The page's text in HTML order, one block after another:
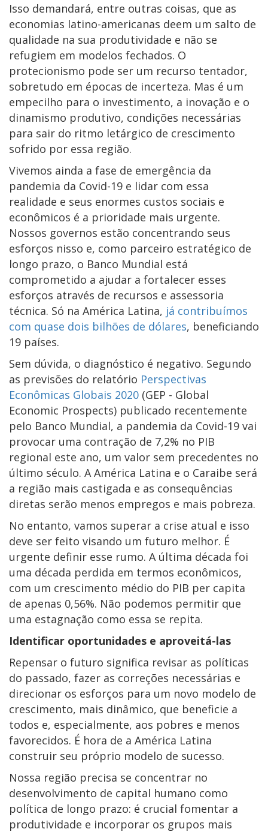
Isso demandará, entre outras coisas, que as
economias latino-americanas deem um salto de
qualidade na sua produtividade e não se
refugiem em modelos fechados. O
protecionismo pode ser um recurso tentador,
sobretudo em épocas de incerteza. Mas é um
empecilho para o investimento, a inovação e o
dinamismo produtivo, condições necessárias
para sair do ritmo letárgico de crescimento
sofrido por essa região.
Vivemos ainda a fase de emergência da
pandemia da Covid-19 e lidar com essa
realidade e seus enormes custos sociais e
econômicos é a prioridade mais urgente.
Nossos governos estão concentrando seus
esforços nisso e, como parceiro estratégico de
longo prazo, o Banco Mundial está
comprometido a ajudar a fortalecer esses
esforços através de recursos e assessoria
técnica. Só na América Latina, já contribuímos
com quase dois bilhões de dólares, beneficiando
19 países.
Sem dúvida, o diagnóstico é negativo. Segundo
as previsões do relatório Perspectivas
Econômicas Globais 2020 (GEP - Global
Economic Prospects) publicado recentemente
pelo Banco Mundial, a pandemia da Covid-19 vai
provocar uma contração de 7,2% no PIB
regional este ano, um valor sem precedentes no
último século. A América Latina e o Caraibe será
a região mais castigada e as consequências
diretas serão menos empregos e mais pobreza.
No entanto, vamos superar a crise atual e isso
deve ser feito visando um futuro melhor. É
urgente definir esse rumo. A última década foi
uma década perdida em termos econômicos,
com um crescimento médio do PIB per capita
de apenas 0,56%. Não podemos permitir que
uma estagnação como essa se repita.
Identificar oportunidades e aproveitá-las
Repensar o futuro significa revisar as políticas
do passado, fazer as correções necessárias e
direcionar os esforços para um novo modelo de
crescimento, mais dinâmico, que beneficie a
todos e, especialmente, aos pobres e menos
favorecidos. É hora de a América Latina
construir seu próprio modelo de sucesso.
Nossa região precisa se concentrar no
desenvolvimento de capital humano como
política de longo prazo: é crucial fomentar a
produtividade e incorporar os grupos mais